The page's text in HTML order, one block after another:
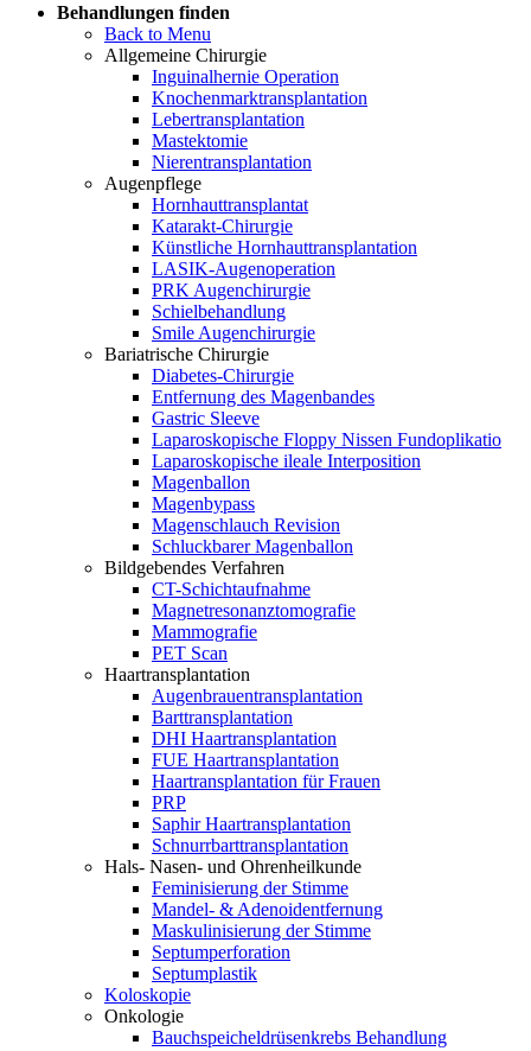
Behandlungen finden
Back to Menu
Allgemeine Chirurgie
Inguinalhernie Operation
Knochenmarktransplantation
Lebertransplantation
Mastektomie
Nierentransplantation
Augenpflege
Hornhauttransplantat
Katarakt-Chirurgie
Künstliche Hornhauttransplantation
LASIK-Augenoperation
PRK Augenchirurgie
Schielbehandlung
Smile Augenchirurgie
Bariatrische Chirurgie
Diabetes-Chirurgie
Entfernung des Magenbandes
Gastric Sleeve
Laparoskopische Floppy Nissen Fundoplikatio
Laparoskopische ileale Interposition
Magenballon
Magenbypass
Magenschlauch Revision
Schluckbarer Magenballon
Bildgebendes Verfahren
CT-Schichtaufnahme
Magnetresonanztomografie
Mammografie
PET Scan
Haartransplantation
Augenbrauentransplantation
Barttransplantation
DHI Haartransplantation
FUE Haartransplantation
Haartransplantation für Frauen
PRP
Saphir Haartransplantation
Schnurrbarttransplantation
Hals- Nasen- und Ohrenheilkunde
Feminisierung der Stimme
Mandel- & Adenoidentfernung
Maskulinisierung der Stimme
Septumperforation
Septumplastik
Koloskopie
Onkologie
Bauchspeicheldrüsenkrebs Behandlung